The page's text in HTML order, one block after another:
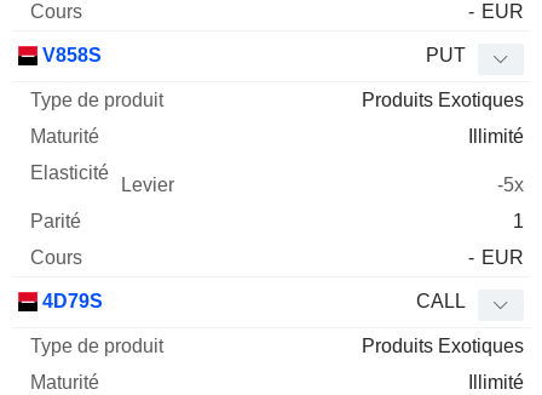
- EUR
V858S PUT
Produits Exotiques
Illimité
-5x
1
- EUR
4D79S CALL
Produits Exotiques
Illimité